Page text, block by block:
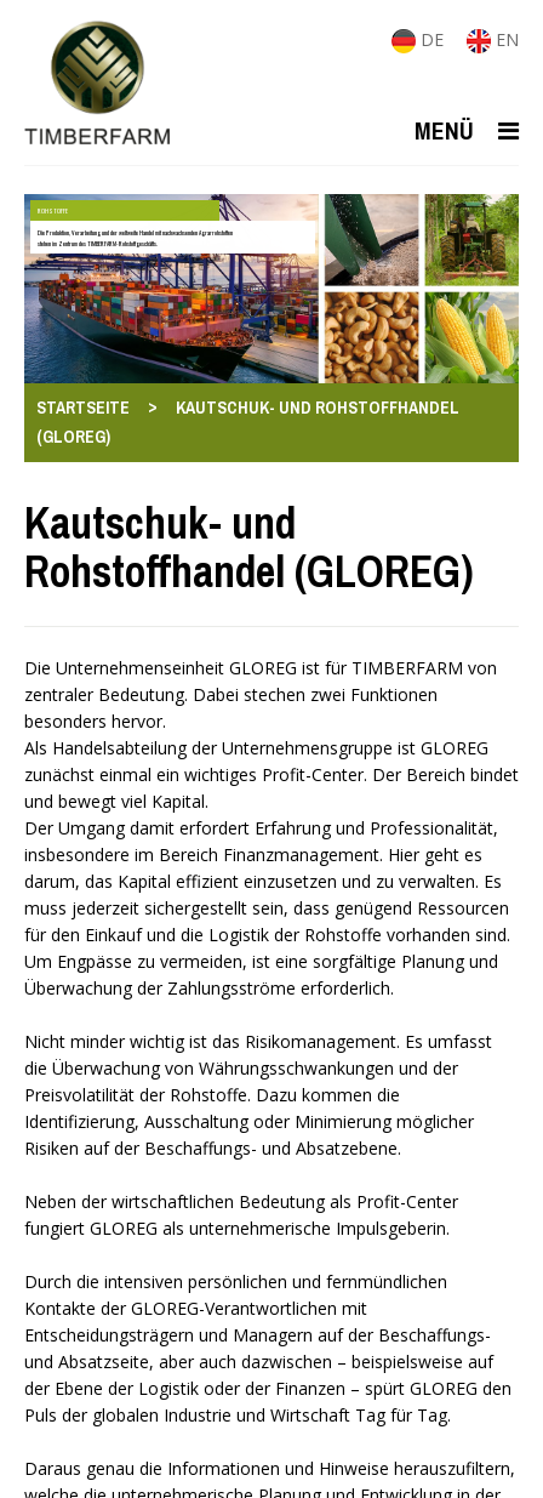
DE EN
MENÜ
ROHSTOFFE
Die Produktion, Verarbeitung und der weltweite Handel mit nachwachsenden Agrarrohstoffen
stehen im Zentrum des TIMBERFARM-Rohstoffgeschäfts.
STARTSEITE >
KAUTSCHUK- UND ROHSTOFFHANDEL
(GLOREG)
Kautschuk- und
Rohstoffhandel (GLOREG)
Die Unternehmenseinheit GLOREG ist für TIMBERFARM von
zentraler Bedeutung. Dabei stechen zwei Funktionen
besonders hervor.
Als Handelsabteilung der Unternehmensgruppe ist GLOREG
zunächst einmal ein wichtiges Profit-Center. Der Bereich bindet
und bewegt viel Kapital.
Der Umgang damit erfordert Erfahrung und Professionalität,
insbesondere im Bereich Finanzmanagement. Hier geht es
darum, das Kapital effizient einzusetzen und zu verwalten. Es
muss jederzeit sichergestellt sein, dass genügend Ressourcen
für den Einkauf und die Logistik der Rohstoffe vorhanden sind.
Um Engpässe zu vermeiden, ist eine sorgfältige Planung und
Überwachung der Zahlungsströme erforderlich.
Nicht minder wichtig ist das Risikomanagement. Es umfasst
die Überwachung von Währungsschwankungen und der
Preisvolatilität der Rohstoffe. Dazu kommen die
Identifizierung, Ausschaltung oder Minimierung möglicher
Risiken auf der Beschaffungs- und Absatzebene.
Neben der wirtschaftlichen Bedeutung als Profit-Center
fungiert GLOREG als unternehmerische Impulsgeberin.
Durch die intensiven persönlichen und fernmündlichen
Kontakte der GLOREG-Verantwortlichen mit
Entscheidungsträgern und Managern auf der Beschaffungs-
und Absatzseite, aber auch dazwischen – beispielsweise auf
der Ebene der Logistik oder der Finanzen – spürt GLOREG den
Puls der globalen Industrie und Wirtschaft Tag für Tag.
Daraus genau die Informationen und Hinweise herauszufiltern,